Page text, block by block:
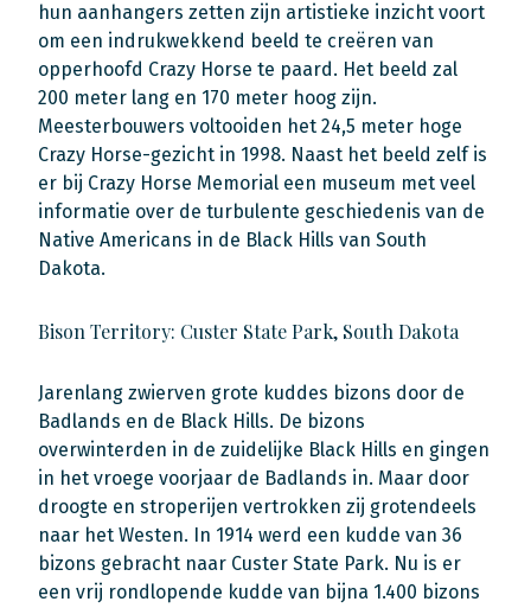
hun aanhangers zetten zijn artistieke inzicht voort
om een ​​indrukwekkend beeld te creëren van
opperhoofd Crazy Horse te paard. Het beeld zal
200 meter lang en 170 meter hoog zijn.
Meesterbouwers voltooiden het 24,5 meter hoge
Crazy Horse-gezicht in 1998. Naast het beeld zelf is
er bij Crazy Horse Memorial een museum met veel
informatie over de turbulente geschiedenis van de
Native Americans in de Black Hills van South
Dakota.
Bison Territory: Custer State Park, South Dakota
Jarenlang zwierven grote kuddes bizons door de
Badlands en de Black Hills. De bizons
overwinterden in de zuidelijke Black Hills en gingen
in het vroege voorjaar de Badlands in. Maar door
droogte en stroperijen vertrokken zij grotendeels
naar het Westen. In 1914 werd een kudde van 36
bizons gebracht naar Custer State Park. Nu is er
een vrij rondlopende kudde van bijna 1.400 bizons